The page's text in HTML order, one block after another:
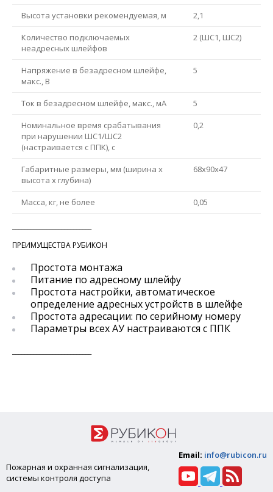
Высота установки рекомендуемая, м
2,1
Количество подключаемых
неадресных шлейфов
2 (ШС1, ШС2)
Напряжение в безадресном шлейфе,
макс., В
5
Ток в безадресном шлейфе, макс., мА
5
Номинальное время срабатывания
при нарушении ШС1/ШС2
(настраивается с ППК), с
0,2
Габаритные размеры, мм (ширина х
высота х глубина)
68x90x47
Масса, кг, не более 0,05
ПРЕИМУЩЕСТВА РУБИКОН
Простота монтажа
Питание по адресному шлейфу
Простота настройки, автоматическое
определение адресных устройств в шлейфе
Простота адресации: по серийному номеру
Параметры всех АУ настраиваются с ППК
Пожарная и охранная сигнализация,
системы контроля доступа
Email: info@rubicon.ru